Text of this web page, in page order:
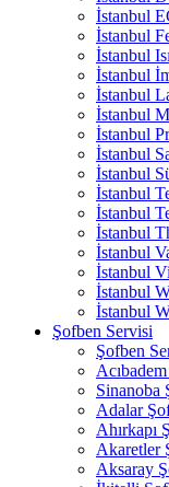
İstanbul
İstanbul
İstanbul
İstanbul
İstanbul
İstanbul
İstanbul
İstanbul
İstanbul
İstanbul
İstanbul
İstanbul
İstanbul
İstanbul
İstanbul
İstanbul
Şofben Servisi
Şofben
Sinanoba
Adalar
Ahırkapı
Akaretler
Aksaray